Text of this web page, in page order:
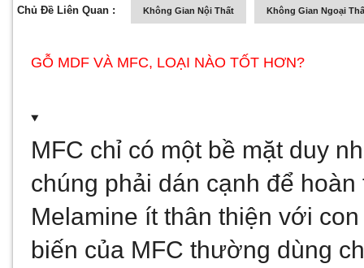
Chủ Đề Liên Quan : Không Gian Nội Thất Không Gian Ngoại
GỖ MDF VÀ MFC, LOẠI NÀO TỐT HƠN?
MFC chỉ có một bề mặt duy
chúng phải dán cạnh để
Melamine ít thân thiện với
biến của MFC thường dùng